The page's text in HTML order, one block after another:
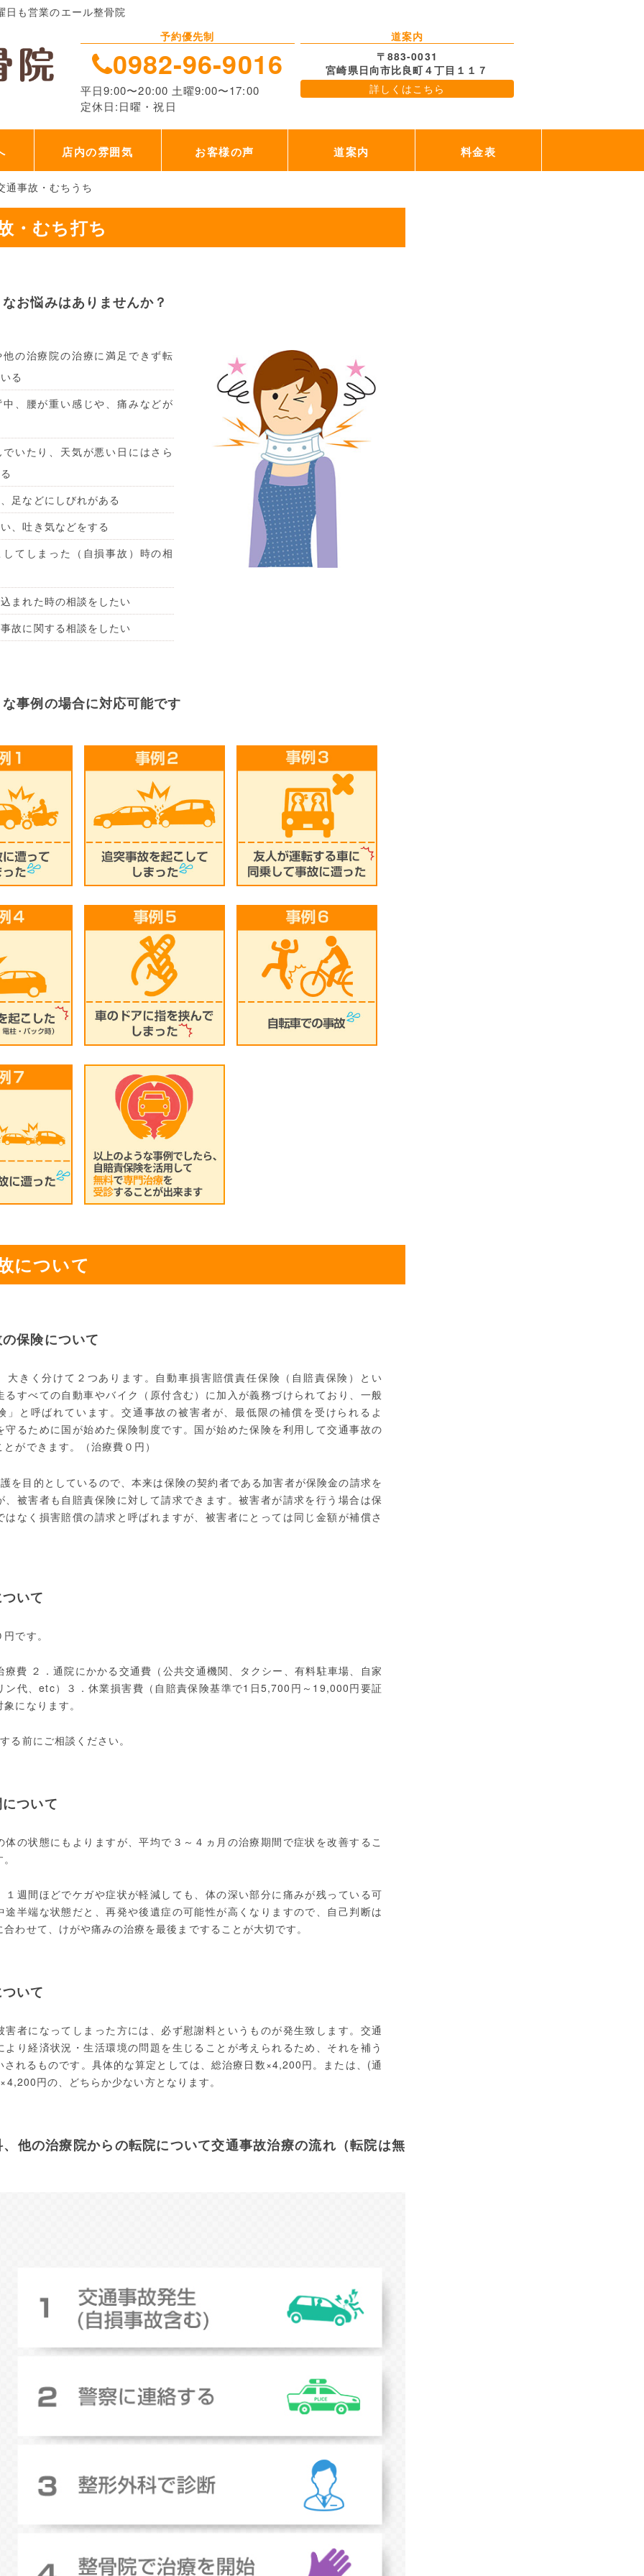
日も営業のエール整骨院
予約優先制
0982-96-9016
平日9:00〜20:00 土曜9:00〜17:00
定休日:日曜・祝日
道案内
〒883-0031
宮崎県日向市比良町４丁目１１７
詳しくはこちら
店内の雰囲気 お客様の声 道案内 料金表
通事故・むちうち
・むち打ち
お悩みはありませんか？
の治療院の治療に満足できず転
る
、腰が重い感じや、痛みなどが
いたり、天気が悪い日にはさら
足などにしびれがある
、吐き気などをする
てしまった（自損事故）時の相
まれた時の相談をしたい
故に関する相談をしたい
事例の場合に対応可能です
について
保険について
大きく分けて２つあります。自動車損害賠償責任保険（自賠責保険）とい
るすべての自動車やバイク（原付含む）に加入が義務づけられており、一般
」と呼ばれています。交通事故の被害者が、最低限の補償を受けられるよ
守るために国が始めた保険制度です。国が始めた保険を利用して交通事故の
ができます。（治療費０円）
を目的としているので、本来は保険の契約者である加害者が保険金の請求を
、被害者も自賠責保険に対して請求できます。被害者が請求を行う場合は保
はなく損害賠償の請求と呼ばれますが、被害者にとっては同じ金額が補償さ
いて
です。
療費 ２．通院にかかる交通費（公共交通機関、タクシー、有料駐車場、自家
ン代、etc）３．休業損害費（自賠責保険基準で1日5,700円～19,000円要証
になります。
る前にご相談ください。
ついて
体の状態にもよりますが、平均で３～４ヵ月の治療期間で症状を改善するこ
１週間ほどでケガや症状が軽減しても、体の深い部分に痛みが残っている可
途半端な状態だと、再発や後遺症の可能性が高くなりますので、自己判断は
わせて、けがや痛みの治療を最後まですることが大切です。
いて
害者になってしまった方には、必ず慰謝料というものが発生致します。交通
より経済状況・生活環境の問題を生じることが考えられるため、それを補う
されるものです。具体的な算定としては、総治療日数×4,200円。または、(通
円の、どちらか少ない方となります。
他の治療院からの転院について交通事故治療の流れ（転院は無